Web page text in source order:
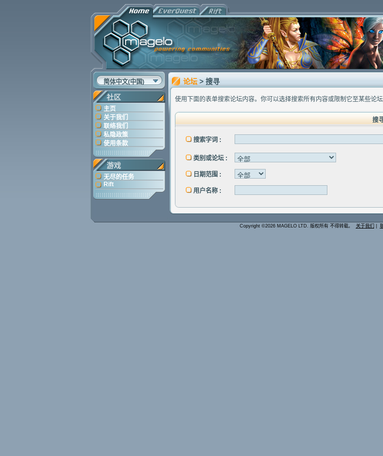
简体中文(中国)
社区
主页
关于我们
联络我们
私隐政策
使用条款
游戏
无尽的任务
Rift
论坛 > 搜寻
使用下面的表单搜索论坛内容。你可以选择搜索所有内容或限制它至某些论
搜
搜索字词 :
类别或论坛 :
日期范围 :
用户名称 :
Copyright ©2026 MAGELO LTD. 版权所有 不得转载。 关于我们